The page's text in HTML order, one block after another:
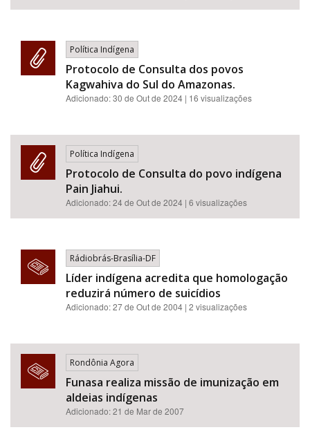
Área Protegida
BUSCAR
Política Indígena
Protocolo de Consulta dos povos
Kagwahiva do Sul do Amazonas.
Adicionado:30 de Out de 2024 | 16 visualizações
Política Indígena
Protocolo de Consulta do povo indígena
Pain Jiahui.
Adicionado:24 de Out de 2024 | 6 visualizações
Rádiobrás-Brasília-DF
Líder indígena acredita que homologação
reduzirá número de suicídios
Adicionado: 27 de Out de 2004 | 2 visualizações
Rondônia Agora
Funasa realiza missão de imunização em
aldeias indígenas
Adicionado: 21 de Mar de 2007